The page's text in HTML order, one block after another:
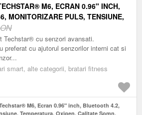
M6, ECRAN 0.96" INCH,
MONITORIZARE PULS, TENSIUNE,
CALITATE SOMN, ROSU
Techstar® cu senzori avansati.
preferat cu ajutorul senzorilor interni cat si
smart, alte categorii, bratari fitness
M6, Ecran 0.96" inch, Bluetooth 4.2,
Temperatura, Oxigen, Calitate Somn,